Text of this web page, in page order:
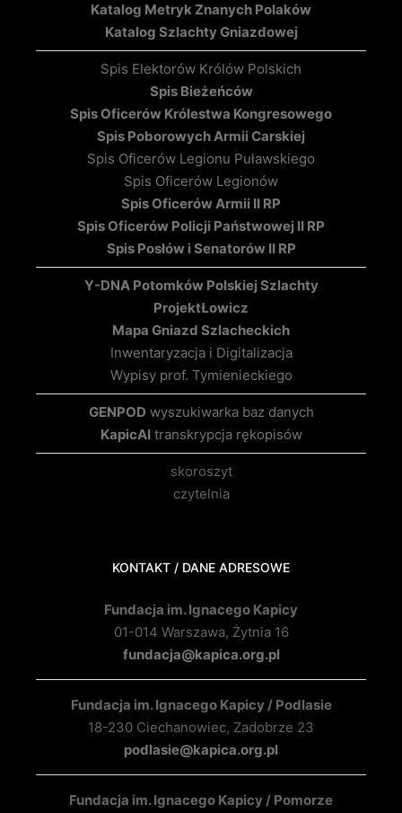
Katalog Metryk Znanych Polaków
Katalog Szlachty Gniazdowej
Spis Elektorów Królów Polskich
Spis Bieżeńców
Spis Oficerów Królestwa Kongresowego
Spis Poborowych Armii Carskiej
Spis Oficerów Legionu Puławskiego
Spis Oficerów Legionów
Spis Oficerów Armii II RP
Spis Oficerów Policji Państwowej II RP
Spis Posłów i Senatorów II RP
Y-DNA Potomków Polskiej Szlachty
ProjektŁowicz
Mapa Gniazd Szlacheckich
Inwentaryzacja i Digitalizacja
Wypisy prof. Tymienieckiego
GENPOD wyszukiwarka baz danych
KapicAItranskrypcja rękopisów
skoroszyt
czytelnia
KONTAKT / DANE ADRESOWE
Fundacja im. Ignacego Kapicy
01-014 Warszawa, Żytnia 16
fundacja@kapica.org.pl
Fundacja im. Ignacego Kapicy / Podlasie
18-230 Ciechanowiec, Zadobrze 23
podlasie@kapica.org.pl
Fundacja im. Ignacego Kapicy / Pomorze